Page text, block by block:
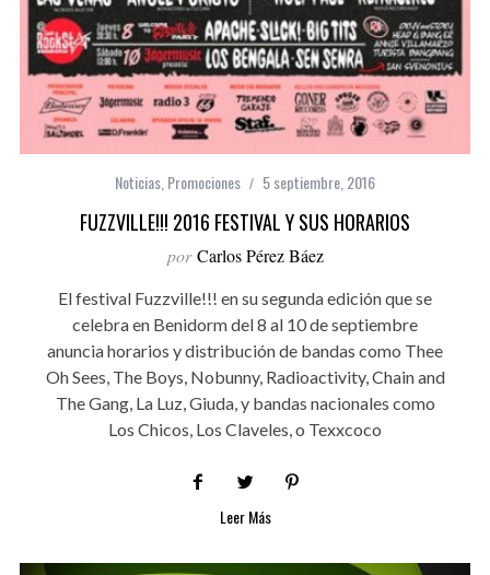
Noticias Promociones 5 septiembre, 2016
FUZZVILLE!!! 2016 FESTIVAL Y SUS HORARIOS
por Carlos Pérez Báez
El festival Fuzzville!!! en su segunda edición que se
celebra en Benidorm del 8 al 10 de septiembre
anuncia horarios y distribución de bandas como Thee
Oh Sees, The Boys, Nobunny, Radioactivity, Chain and
The Gang, La Luz, Giuda, y bandas nacionales como
Los Chicos, Los Claveles, o Texxcoco
Leer Más